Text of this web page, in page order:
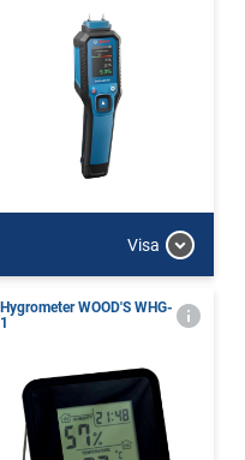
Visa
Hygrometer WOOD'S WHG-
1